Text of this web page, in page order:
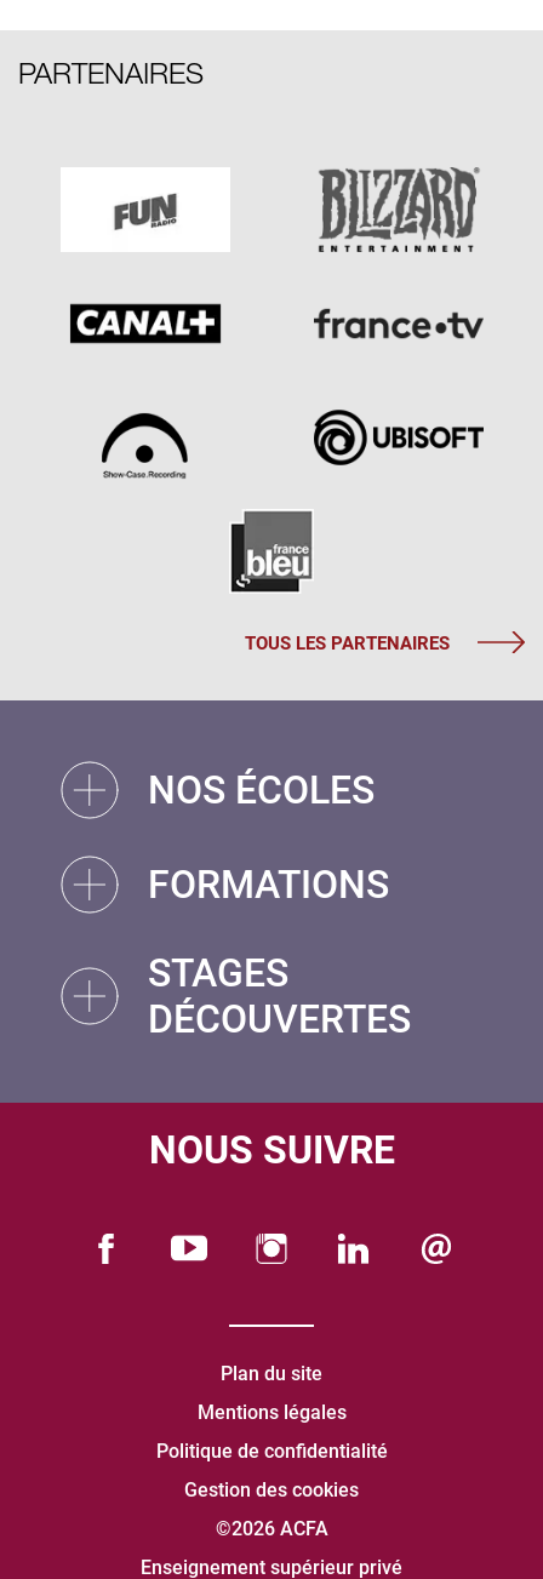
PARTENAIRES
TOUS LES PARTENAIRES
NOS ÉCOLES
FORMATIONS
STAGES
DÉCOUVERTES
NOUS SUIVRE
Plan du site
Mentions légales
Politique de confidentialité
Gestion des cookies
©2026 ACFA
Enseignement supérieur privé